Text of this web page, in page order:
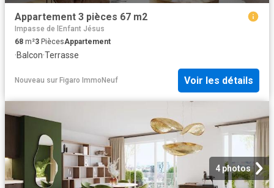
Appartement 3 pièces 67 m2
Impasse de lEnfant Jésus
68 m²3 PiècesAppartement
·Balcon·Terrasse
Nouveau sur Figaro ImmoNeuf Voir les détails
4 photos